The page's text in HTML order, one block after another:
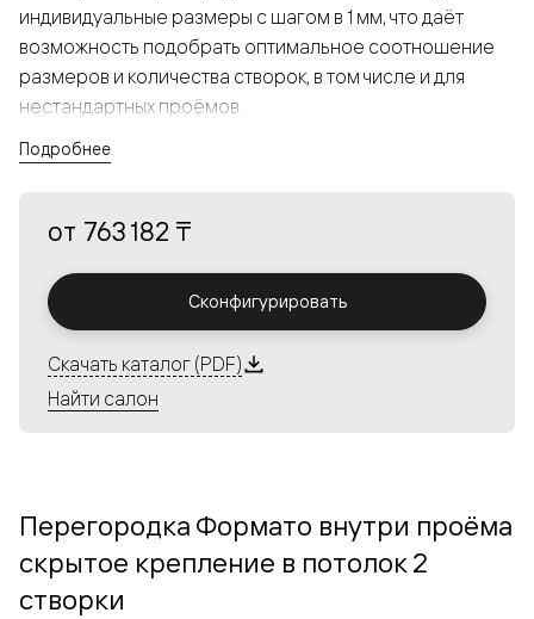
индивидуальные размеры с шагом в 1 мм, что даёт
возможность подобрать оптимальное соотношение
размеров и количества створок, в том числе и для
нестандартных проёмов.
а большой выбор вставок из стекла с различными
решения в интерьере и варьировать освещённость.
Алюминиевые перегородки имеют единый профиль
с алюминиевыми дверьми и легко сочетаются в одном
алюминиевых перегородок и дверей координируется
со стеновыми панелями Волховец.
Подробнее
от 763 182 ₸
Сконфигурировать
Скачать каталог (PDF)
Найти салон
Перегородка Формато внутри проёма
скрытое крепление в потолок 2
створки